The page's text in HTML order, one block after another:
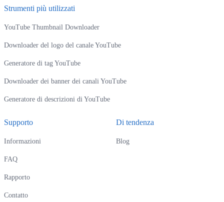
Strumenti più utilizzati
YouTube Thumbnail Downloader
Downloader del logo del canale YouTube
Generatore di tag YouTube
Downloader dei banner dei canali YouTube
Generatore di descrizioni di YouTube
Supporto
Informazioni
FAQ
Rapporto
Contatto
Di tendenza
Blog